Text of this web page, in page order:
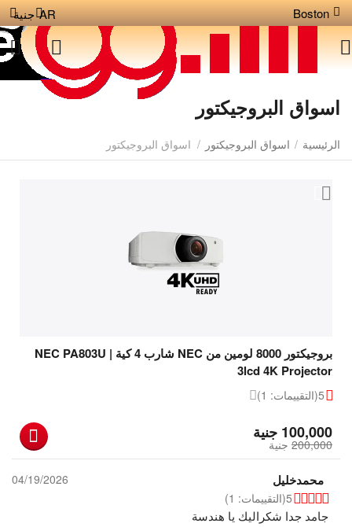
Boston جنية AR
اسواق البروجيكتور
الرئيسية / اسواق البروجيكتور / اسواق البروجيكتور
بروجيكتور 8000 لومين من NEC شارب 4 كية | NEC PA803U
3lcd 4K Projector
5(التقييمات: 1)
جنية 100,000
جنية 200,000
محمدخليل
04/19/2026
5(التقييمات: 1)
جامد جدا شكراليك يا هندسة